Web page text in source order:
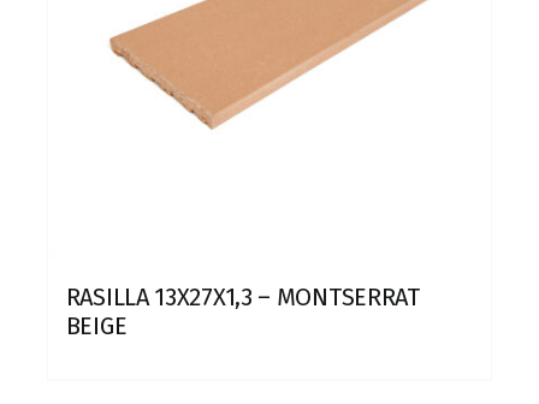
RASILLA 13X27X1,3 – MONTSERRAT
BEIGE